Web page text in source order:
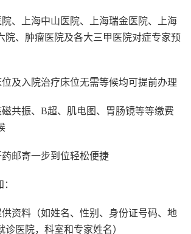
院、上海中山医院、上海瑞金医院、上海
院、肿瘤医院及各大三甲医院对症专家预
及入院治疗床位无需等候均可提前办理
共振、B超、肌电图、胃肠镜等等缴费
邮寄一步到位轻松便捷
供资料（如姓名、性别、身份证号码、地
诊医院，科室和专家姓名）